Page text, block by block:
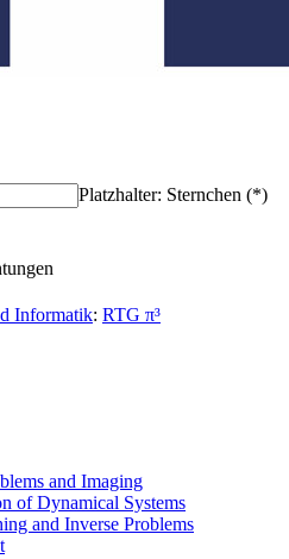
Platzhalter: Sternchen (*)
Informatik: RTG π³
and Imaging
of Dynamical Systems
and Inverse Problems